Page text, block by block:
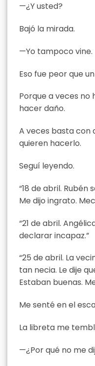
—¿Y usted?
Bajó la mirada.
—Yo tampoco vine.
Eso fue peor que
Porque a veces no
hacer daño.
A veces basta con
quieren hacerlo.
Seguí leyendo.
“18 de abril.
Me dijo ingrato.
“21 de abril.
declarar incapaz.”
“25 de abril. La
tan necia. Le dije
Estaban buenas.
Me senté en el
La libreta me
—¿Por qué no me